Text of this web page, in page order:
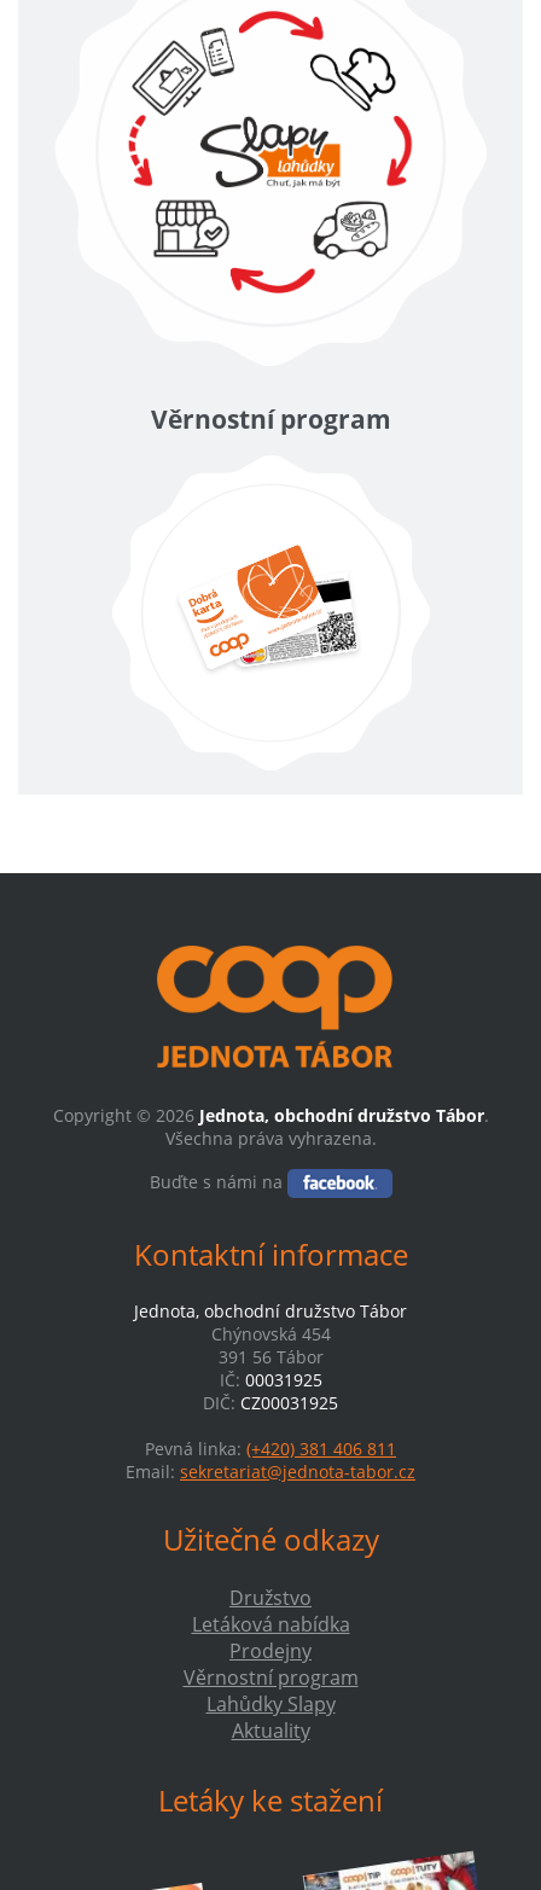
Věrnostní program
Copyright © 2026 Jednota, obchodní družstvo Tábor.
Všechna práva vyhrazena.
Buďte s námi na
Kontaktní informace
Jednota, obchodní družstvo Tábor
Chýnovská 454
391 56 Tábor
IČ: 00031925
DIČ: CZ00031925
Pevná linka: (+420) 381 406 811
Email: sekretariat@jednota-tabor.cz
Užitečné odkazy
Družstvo
Letáková nabídka
Prodejny
Věrnostní program
Lahůdky Slapy
Aktuality
Letáky ke stažení